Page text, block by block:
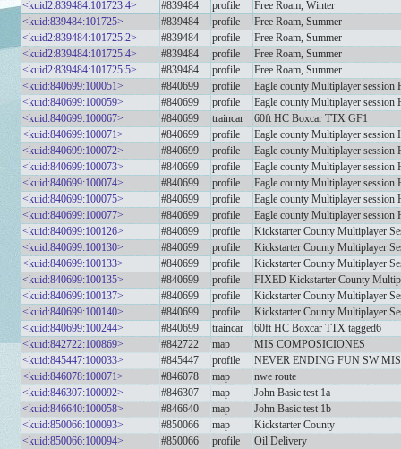
<kuid2:839484:101723:4>
#839484 profile
Free Roam, Winter
<kuid:839484:101725>
#839484 profile
Free Roam, Summer
<kuid2:839484:101725:2>
#839484 profile
Free Roam, Summer
<kuid2:839484:101725:4>
#839484 profile
Free Roam, Summer
<kuid2:839484:101725:5>
#839484 profile
Free Roam, Summer
<kuid:840699:100051>
#840699 profile
Eagle county Multiplayer session
<kuid:840699:100059>
#840699 profile
Eagle county Multiplayer session
<kuid:840699:100067>
#840699 traincar
60ft HC Boxcar TTX GF1
<kuid:840699:100071>
#840699 profile
Eagle county Multiplayer session
<kuid:840699:100072>
#840699 profile
Eagle county Multiplayer session
<kuid:840699:100073>
#840699 profile
Eagle county Multiplayer session
<kuid:840699:100074>
#840699 profile
Eagle county Multiplayer session
<kuid:840699:100075>
#840699 profile
Eagle county Multiplayer session
<kuid:840699:100077>
#840699 profile
Eagle county Multiplayer session
<kuid:840699:100126>
#840699 profile
Kickstarter County Multiplayer
<kuid:840699:100130>
#840699 profile
Kickstarter County Multiplayer
<kuid:840699:100133>
#840699 profile
Kickstarter County Multiplayer
<kuid:840699:100135>
#840699 profile
FIXED Kickstarter County
<kuid:840699:100137>
#840699 profile
Kickstarter County Multiplayer
<kuid:840699:100140>
#840699 profile
Kickstarter County Multiplayer
<kuid:840699:100244>
#840699 traincar
60ft HC Boxcar TTX tagged6
<kuid:842722:100869>
#842722 map
MIS COMPOSICIONES
<kuid:845447:100033>
#845447 profile
NEVER ENDING FUN SW
<kuid:846078:100071>
#846078 map
nwe route
<kuid:846307:100092>
#846307 map
John Basic test 1a
<kuid:846640:100058>
#846640 map
John Basic test 1b
<kuid:850066:100093>
#850066 map
Kickstarter County
<kuid:850066:100094>
#850066 profile
Oil Delivery